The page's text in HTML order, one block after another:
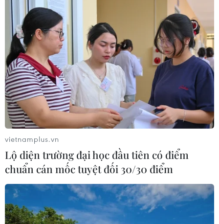
vietnamplus.vn
Lộ diện trường đại học đầu tiên có điểm
chuẩn cán mốc tuyệt đối 30/30 điểm